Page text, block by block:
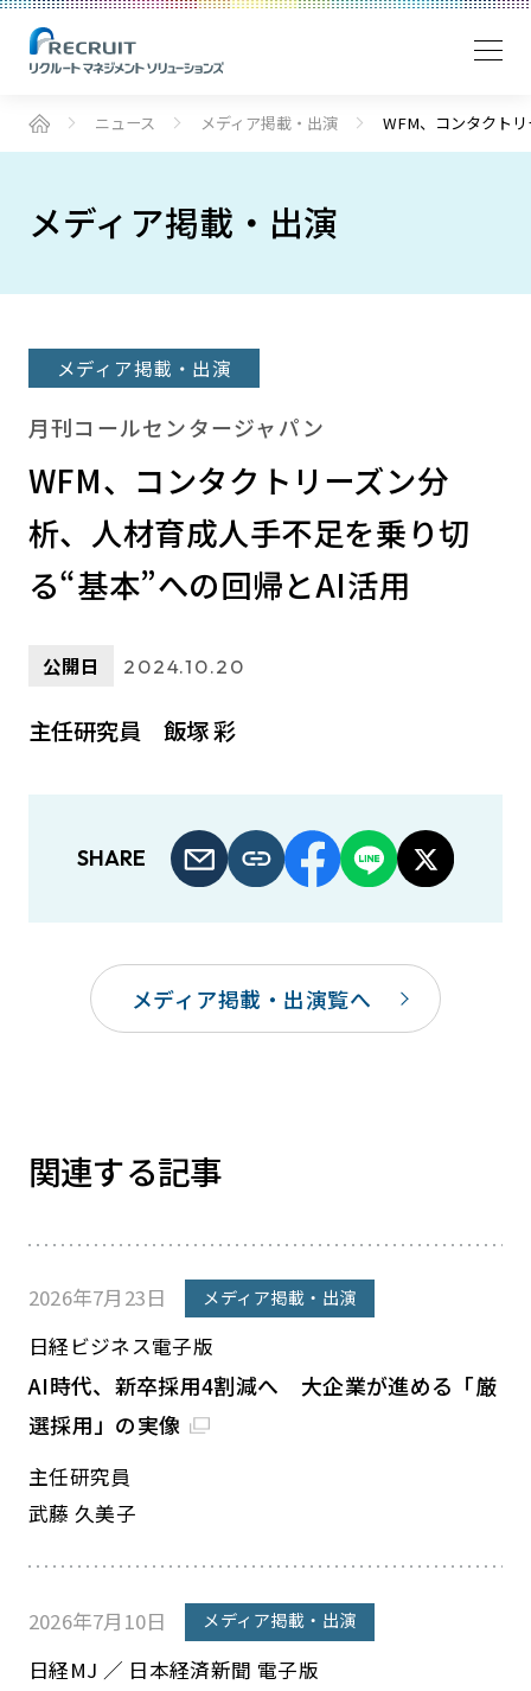
ニュース メディア掲載・出演 WFM、コンタクトリ
メディア掲載・出演
メディア掲載・出演
月刊コールセンタージャパン
WFM、コンタクトリーズン分
析、人材育成――人手不足を乗り切
る“基本”への回帰とAI活用
公開日 2024.10.20
主任研究員 飯塚 彩
SHARE
メディア掲載・出演覧へ
関連する記事
2026年7月23日 メディア掲載・出演
日経ビジネス電子版
AI時代、新卒採用4割減へ 大企業が進める「厳
選採用」の実像
主任研究員
武藤 久美子
2026年7月10日 メディア掲載・出演
日経MJ ／ 日本経済新聞 電子版